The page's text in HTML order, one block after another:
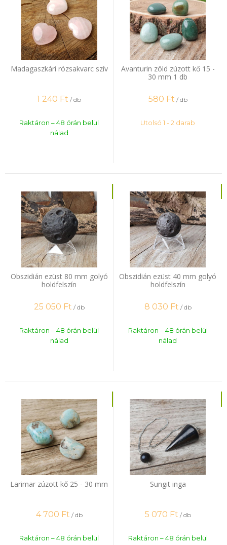
Madagaszkári rózsakvarc szív
1 240 Ft / db
Raktáron – 48 órán belül
nálad
Avanturin zöld zúzott kő 15 -
30 mm 1 db
580 Ft / db
Utolsó 1 - 2 darab
Obszidián ezüst 80 mm golyó
holdfelszín
25 050 Ft / db
Raktáron – 48 órán belül
nálad
Obszidián ezüst 40 mm golyó
holdfelszín
8 030 Ft / db
Raktáron – 48 órán belül
nálad
Larimar zúzott kő 25 - 30 mm
4 700 Ft / db
Raktáron – 48 órán belül
Sungit inga
5 070 Ft / db
Raktáron – 48 órán belül